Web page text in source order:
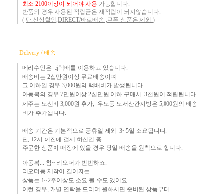
최소 2100이상이 되어야 사용 가능합니다.
반품의 경우 사용된 적립금은 재적립이 되지않습니다.
( 단.신상할인,DIRECT/바로배송 ,쿠폰 상품은 제외 )
Delivery / 배송
메리수인은 cj택배를 이용하고 있습니다.
배송비는 2십만원이상 무료배송이며
그 이하일 경우 3,000원 의 택배비 가 발생됩니다.
아동복의 경우 7만원 이상 2십만원 이하 구매시 3천원이 적립됩니다.
제주는 도선비 3,000원 추가, 우도등 도서산간지방은 5,000원의 배송
비가 추가됩니다.
배송 기간은 기본적으로 공휴일 제외 3~5일 소요됩니다.
단, 12시 이전에 결제 하신건 중 ​
주문한 상품이 매장에 있을 경우 당일 배송을 원칙으로 합니다.
아동복... 참~ 리오더가 빈번하죠.​
리오더등 제작이 길어지는
상품는 1~2주이상도 소요 될 수도 있어요.
이런 경우, 개별 연락을 드리며 원하시면 준비된 상품부터